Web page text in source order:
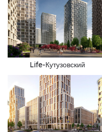
Life-Кутузовский